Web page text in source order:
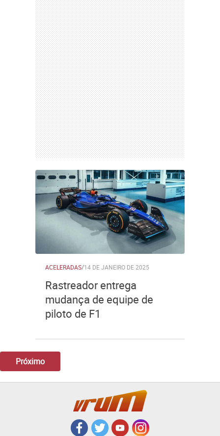
ACELERADAS/14 DE JANEIRO DE 2025
Rastreador entrega
mudança de equipe de
piloto de F1
Próximo